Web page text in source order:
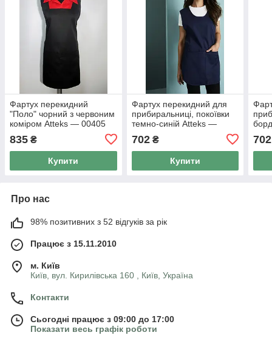
Фартух перекидний
"Поло" чорний з червоним
коміром Atteks — 00405
835 ₴
Купити
Фартух перекидний для
прибиральниці, покоївки
темно-синій Atteks —
702₴
Купити
702
Про нас
98% позитивних з 52 відгуків за рік
Працює з 15.11.2010
м. Київ
Київ, вул. Кирилівська 160 , Київ, Україна
Контакти
Сьогодні працює з 09:00 до 17:00
Показати весь графік роботи